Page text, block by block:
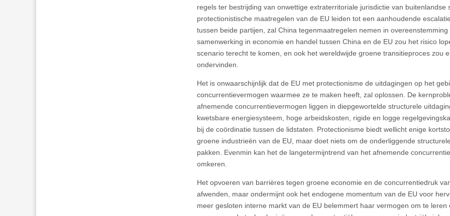
regels ter bestrijding van onwettige extraterritoriale jurisdictie van buitenlandse
protectionistische maatregelen van de EU leiden tot een aanhoudende
tussen beide partijen, zal China tegenmaatregelen nemen in
samenwerking in economie en handel tussen China en de EU zou het risico
scenario terecht te komen, en ook het wereldwijde groene transitieproces zou
ondervinden.
Het is onwaarschijnlijk dat de EU met protectionisme de uitdagingen op het
concurrentievermogen waarmee ze te maken heeft, zal oplossen. De
afnemende concurrentievermogen liggen in diepgewortelde structurele
kwetsbare energiesysteem, hoge arbeidskosten, rigide en logge
bij de coördinatie tussen de lidstaten. Protectionisme biedt wellicht enige
groene industrieën van de EU, maar doet niets om de onderliggende
pakken. Evenmin kan het de langetermijntrend van het afnemende
omkeren.
Het opvoeren van barrières tegen groene economie en de concurrentiedruk
afwenden, maar ondermijnt ook het endogene momentum van de EU voor
meer gesloten interne markt van de EU belemmert haar vermogen om te